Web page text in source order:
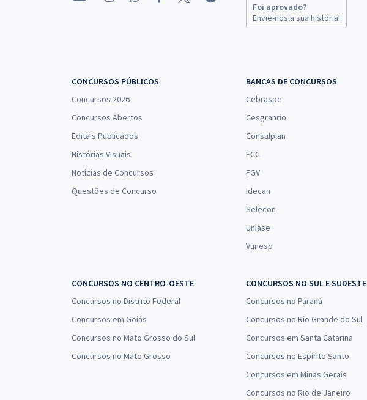
Foi aprovado?
Envie-nos a sua história!
CONCURSOS PÚBLICOS
Concursos 2026
Concursos Abertos
Editais Publicados
Histórias Visuais
Notícias de Concursos
Questões de Concurso
BANCAS DE CONCURSOS
Cebraspe
Cesgranrio
Consulplan
FCC
FGV
Idecan
Selecon
Uniase
Vunesp
CONCURSOS NO CENTRO-OESTE
Concursos no Distrito Federal
Concursos em Goiás
Concursos no Mato Grosso do Sul
Concursos no Mato Grosso
CONCURSOS NO SUL E SUDESTE
Concursos no Paraná
Concursos no Rio Grande do Sul
Concursos em Santa Catarina
Concursos no Espírito Santo
Concursos em Minas Gerais
Concursos no Rio de Janeiro